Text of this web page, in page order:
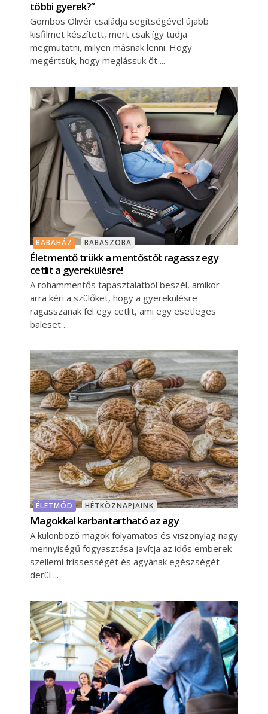
többi gyerek?”
Gömbös Olivér családja segítségével újabb
kisfilmet készített, mert csak így tudja
megmutatni, milyen másnak lenni. Hogy
megértsük, hogy meglássuk őt
BABAHÁZ BABASZOBA
Életmentő trükk a mentőstől: ragassz egy
cetlit a gyerekülésre!
A rohammentős tapasztalatból beszél, amikor
arra kéri a szülőket, hogy a gyerekülésre
ragasszanak fel egy cetlit, ami egy esetleges
baleset
ÉLETMÓD HÉTKÖZNAPJAINK
Magokkal karbantartható az agy
A különböző magok folyamatos és viszonylag nagy
mennyiségű fogyasztása javítja az idős emberek
szellemi frissességét és agyának egészségét –
derül